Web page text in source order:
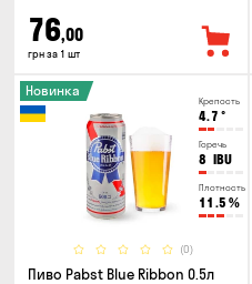
76,00
грн за 1 шт
Крепость
4.7 °
Горечь
8 IBU
Плотность
11.5 %
(0)
Новинка
Пиво Pabst Blue Ribbon 0.5л